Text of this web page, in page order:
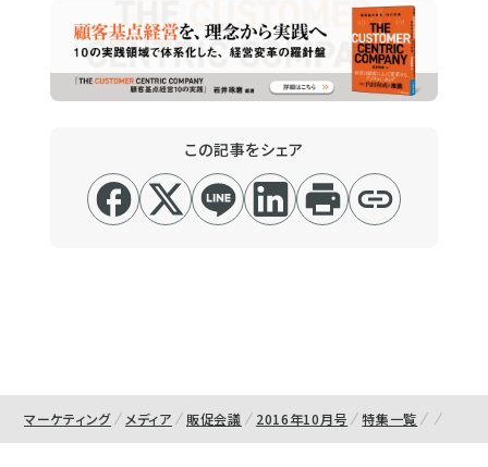
この記事をシェア
マーケティング メディア 販促会議 2016年10月号 特集一覧